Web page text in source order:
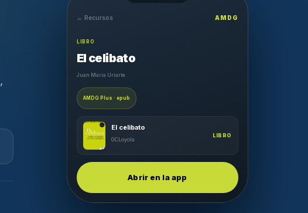
← Recursos AMDG
LIBRO
El celibato
Juan María Uriarte
AMDG Plus · epub
El celibato
GCLoyola
LIBRO
Abrir en la app